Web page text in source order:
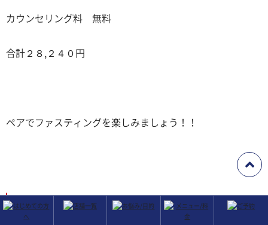
カウンセリング料 無料
合計２８,２４０円
ペアでファスティングを楽しみましょう！！
集団ファスティングとペアファスティングの特
徴